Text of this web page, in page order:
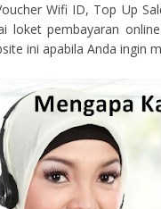
Wifi ID, Top Up
loket pembayaran
ini apabila Anda ingin